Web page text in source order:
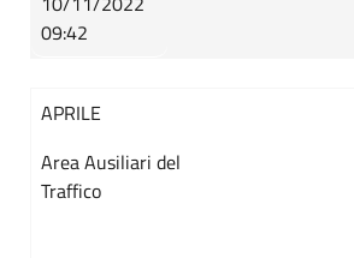
09:42
APRILE
Area Ausiliari del
Traffico